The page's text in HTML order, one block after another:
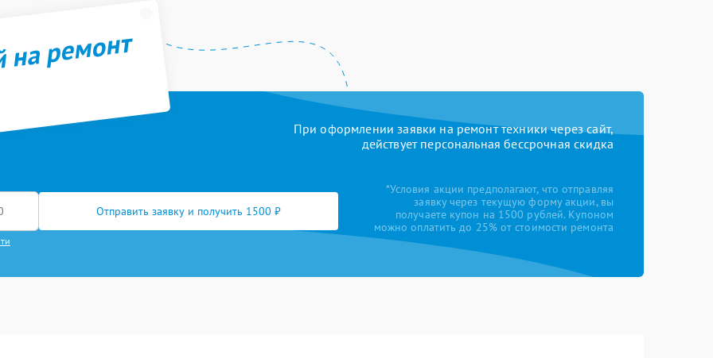
ремонт
При оформлении заявки на ремонт техники через сайт,
действует персональная бессрочная скидка
Отправить заявку и получить 1500 ₽
*Условия акции предполагают, что отправляя
заявку через текущую форму акции, вы
получаете купон на 1500 рублей. Купоном
можно оплатить до 25% от стоимости ремонта